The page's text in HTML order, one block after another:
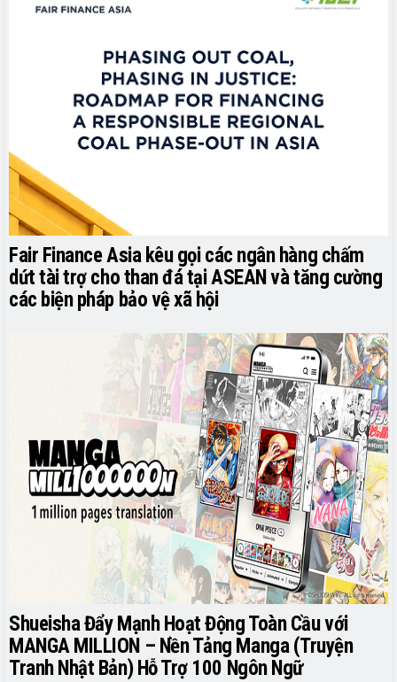
Fair Finance Asia kêu gọi các ngân hàng chấm
dứt tài trợ cho than đá tại ASEAN và tăng cường
các biện pháp bảo vệ xã hội
Shueisha Đẩy Mạnh Hoạt Động Toàn Cầu với
MANGA MILLION – Nền Tảng Manga (Truyện
Tranh Nhật Bản) Hỗ Trợ 100 Ngôn Ngữ